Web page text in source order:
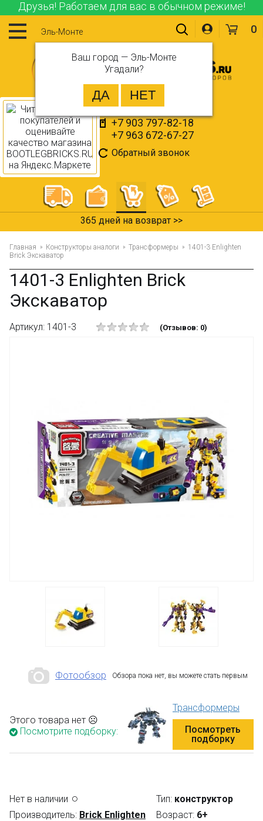
Друзья! Работаем для вас в обычном режиме!
Эль-Монте
Ваш город — Эль-Монте
Угадали?
+7 903 797-82-18
+7 963 672-67-27
Обратный звонок
0
365 дней на возврат >>
Главная Конструкторы аналоги Трансформеры
1401-3 Enlighten
Brick Экскаватор
1401-3 Enlighten Brick
Экскаватор
Артикул: 1401-3 (Отзывов: 0)
Фотообзор Обзора пока нет, вы можете стать первым
Этого товара нет ☹
Посмотрите подборку:
Трансформеры
Посмотреть
подборку
Нет в наличии
Производитель: Brick Enlighten
Тип: конструктор
Возраст: 6+